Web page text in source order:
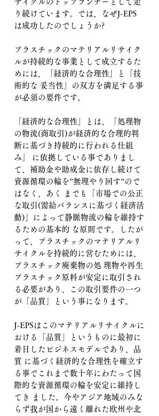
り続けています。では、なぜJ-EPS
は成功したのでしょうか?
プラスチックのマテリアルリサイク
ルが持続的な事業として成立するた
めには、「経済的な合理性」と「技
術的な 妥当性」の双方を満足する事
が必須の要件です。
「経済的な合理性」とは、「処理物
の物流(商取引)が経済的な合理的判
断に基づき持続的に行われる仕組
み」 に依拠している事でありまし
て、補助金や助成金に依存し続けて
資源循環の輪を”無理やり回す”ので
はなく、あく までも「市場での公正
な取引(需給バランスに基づく経済活
動)」によって静脈物流の輪を維持す
るための基本的 な原則です。したが
って、プラスチックのマテリアルリ
サイクルを持続的に営むためには、
プラスチック廃棄物の処 理物や再生
プラスチック原料が安定に取引され
る必要があり、この取引要件の一つ
が「品質」という事になります。
J-EPSはこのマテリアルリサイクルに
おける「品質」というものに最初に
着目したビジネスモデルであり、品
質 に基づく経済的な合理性を確立す
る事でこれまで数十年にわたって国
際的な資源循環の輪を安定に維持し
てき ました。今やアジア地域のみな
らず我が国から遠く離れた欧州や北